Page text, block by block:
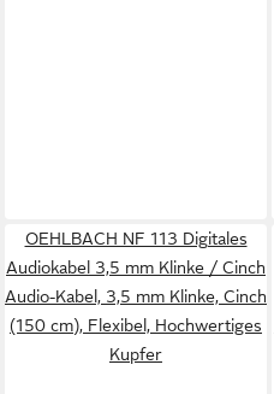
OEHLBACH NF 113 Digitales
Audiokabel 3,5 mm Klinke / Cinch
Audio-Kabel, 3,5 mm Klinke, Cinch
(150 cm), Flexibel, Hochwertiges
Kupfer